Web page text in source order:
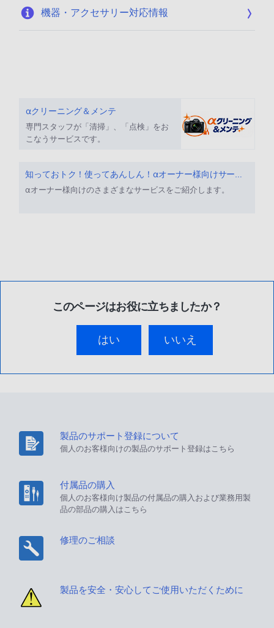
機器・アクセサリー対応情報
αクリーニング＆メンテ
専門スタッフが「清掃」、「点検」をお
こなうサービスです。
知っておトク！使ってあんしん！αオーナー様向けサービス
αオーナー様向けのさまざまなサービスをご紹介します。
このページはお役に立ちましたか？
はい いいえ
製品のサポート登録について
個人のお客様向けの製品のサポート登録はこちら
付属品の購入
個人のお客様向け製品の付属品の購入および業務用製
品の部品の購入はこちら
修理のご相談
製品を安全・安心してご使用いただくために